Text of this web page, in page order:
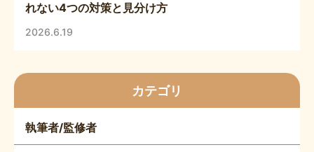
れない4つの対策と見分け方
2026.6.19
カテゴリ
執筆者/監修者